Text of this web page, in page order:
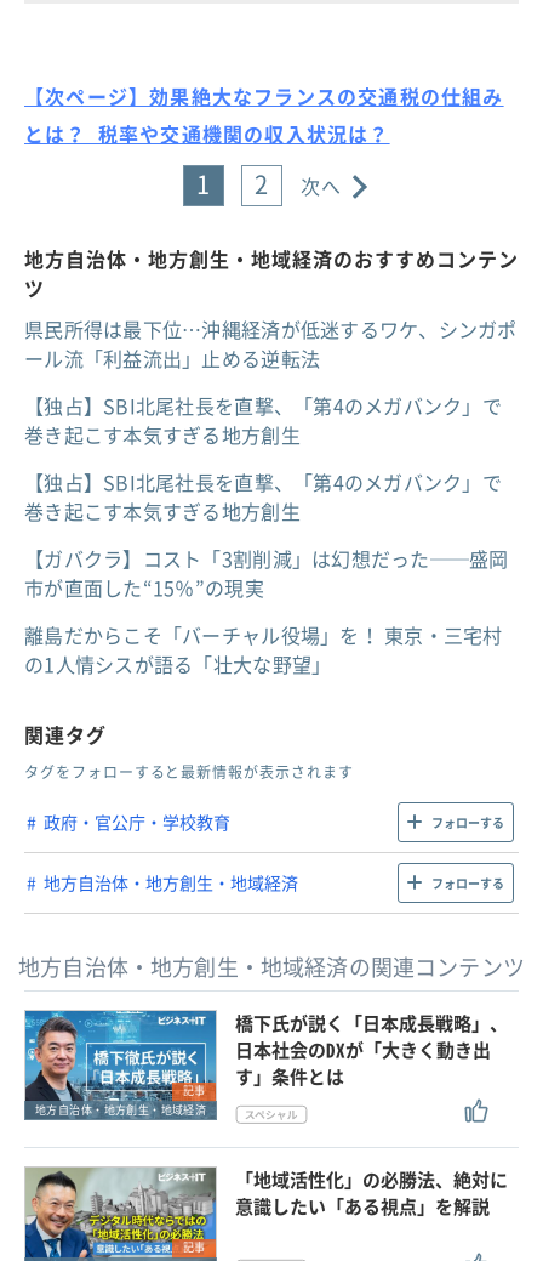
【次ページ】効果絶大なフランスの交通税の仕組み
とは？ 税率や交通機関の収入状況は？
1 2 次へ
地方自治体・地方創生・地域経済のおすすめコンテン
ツ
県民所得は最下位…沖縄経済が低迷するワケ、シンガポ
ール流「利益流出」止める逆転法
【独占】SBI北尾社長を直撃、「第4のメガバンク」で
巻き起こす本気すぎる地方創生
【独占】SBI北尾社長を直撃、「第4のメガバンク」で
巻き起こす本気すぎる地方創生
【ガバクラ】コスト「3割削減」は幻想だった──盛岡
市が直面した“15％”の現実
離島だからこそ「バーチャル役場」を！ 東京・三宅村
の1人情シスが語る「壮大な野望」
関連タグ
タグをフォローすると最新情報が表示されます
政府・官公庁・学校教育 フォローする
地方自治体・地方創生・地域経済 フォローする
地方自治体・地方創生・地域経済の関連コンテンツ
記事
地方自治体・地方創生・地域経済
橋下氏が説く「日本成長戦略」、
日本社会のDXが「大きく動き出
す」条件とは
記事
「地域活性化」の必勝法、絶対に
意識したい「ある視点」を解説